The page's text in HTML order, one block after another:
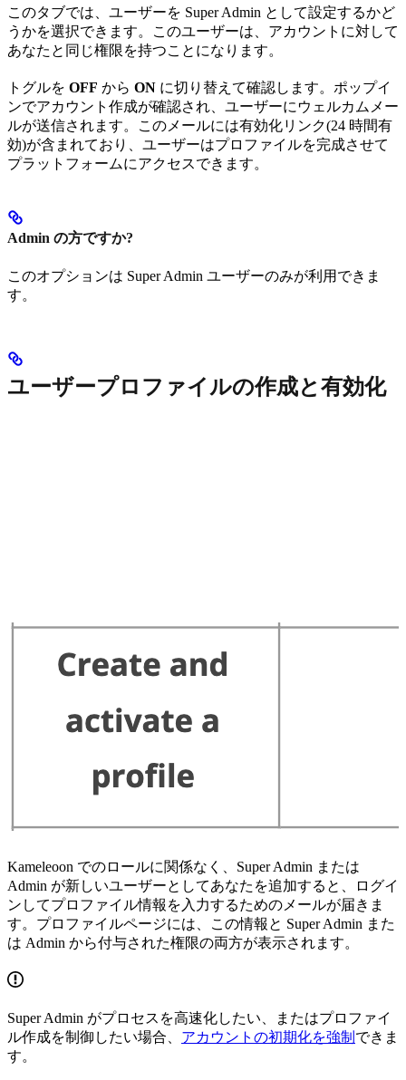
このタブでは、ユーザーを Super Admin として設定するかど
うかを選択できます。このユーザーは、アカウントに対して
あなたと同じ権限を持つことになります。
トグルを OFF から ON に切り替えて確認します。ポップイ
ンでアカウント作成が確認され、ユーザーにウェルカムメー
ルが送信されます。このメールには有効化リンク(24 時間有
効)が含まれており、ユーザーはプロファイルを完成させて
プラットフォームにアクセスできます。
Admin の方ですか?
このオプションは Super Admin ユーザーのみが利用できま
す。
ユーザープロファイルの作成と有効化
Kameleoon でのロールに関係なく、Super Admin または
Admin が新しいユーザーとしてあなたを追加すると、ログイ
ンしてプロファイル情報を入力するためのメールが届きま
す。プロファイルページには、この情報と Super Admin また
は Admin から付与された権限の両方が表示されます。
Super Admin がプロセスを高速化したい、またはプロファイ
ル作成を制御したい場合、 アカウントの初期化を強制 できま
す。